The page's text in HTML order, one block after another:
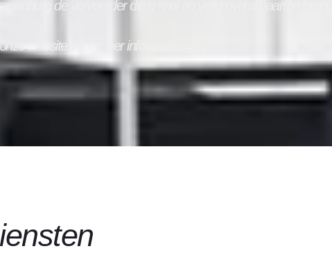
de vervoerder die u snel en veilig overal naartoe brengt.
website voor meer informatie.